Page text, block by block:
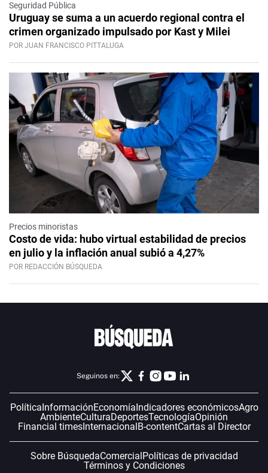
Seguridad Pública
Uruguay se suma a un acuerdo regional contra el
crimen organizado impulsado por Kast y Milei
POR JUAN FRANCISCO PITTALUGA
Precios minoristas
Costo de vida: hubo virtual estabilidad de precios
en julio y la inflación anual subió a 4,27%
POR REDACCIÓN BÚSQUEDA
Seguinos en:
PolíticaInformaciónEconomíaIndicadores económicosAgro
AmbienteCulturaDeportesTecnologíaOpinión
Financial timesInternacionalB-contentCartas al Director
Sobre BúsquedaComercialPolíticas de privacidad
Términos y Condiciones